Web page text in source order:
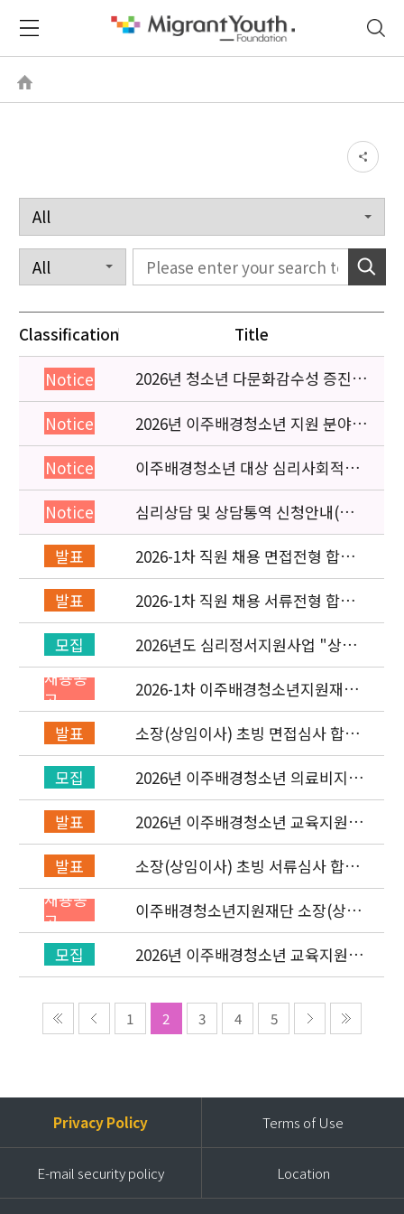
Classification Title
Notice
2026년 청소년 다문화감수성 증진
프로그램 「다가감」신청기관 안내
Notice
2026년 이주배경청소년 지원 분야
종사자 역량강화 교육 일정 안내
Notice
이주배경청소년 대상 심리사회적응
검사 연수동영상 개편 안내
Notice
심리상담 및 상담통역 신청안내(의뢰
서첨부)
발표
2026-1차 직원 채용 면접전형 합격
자 발표 및 적격심사 안내
발표
2026-1차 직원 채용 서류전형 합격
자 발표 및 면접전형 안내
모집
2026년도 심리정서지원사업 "상담
통역지원사(중국어, 베트남어, 러시
아어어, 몽골어)" 선발 공고
채용공
고
2026-1차 이주배경청소년지원재단
직원(기획운영실/사업운영부) 채용
공고 (~3/22)
발표
소장(상임이사) 초빙 면접심사 합격
자 발표
모집
2026년 이주배경청소년 의료비지원
사업 안내(사업 마감)
발표
2026년 이주배경청소년 교육지원사
업 레인보우스쿨 개설기관 선정 결과
발표
소장(상임이사) 초빙 서류심사 합격
자 발표 및 면접 심사 안내
채용공
고
이주배경청소년지원재단 소장(상임
이사) 초빙 공고
모집
2026년 이주배경청소년 교육지원사
업 ‘레인보우스쿨’ 개설기관 신청 공
1 2 3 4 5
Privacy Policy Terms of Use
E-mail security policy Location